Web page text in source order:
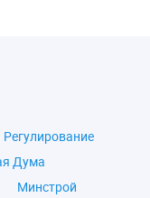
Регулирование
Дума
Минстрой